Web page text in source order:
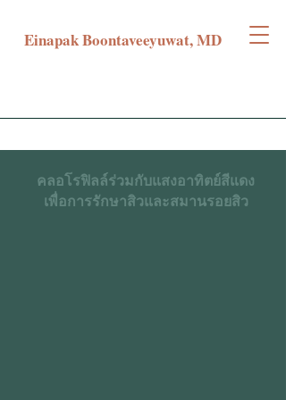
Einapak Boontaveeyuwat, MD
คลอโรฟิลล์ร่วมกับแสงอาทิตย์สีแดง
เพื่อการรักษาสิวและสมานรอยสิว